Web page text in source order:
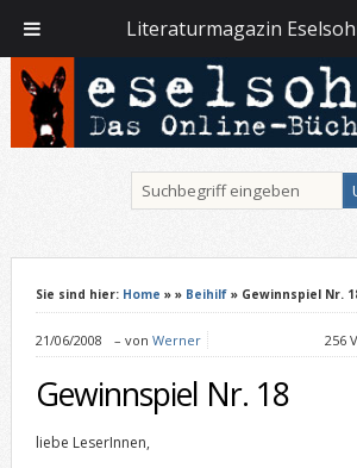
Sie sind hier: Home » » Beihilf» Gewinnspiel Nr.
21/06/2008 – von Werner 256
Gewinnspiel Nr. 18
liebe LeserInnen,
Literaturmagazin